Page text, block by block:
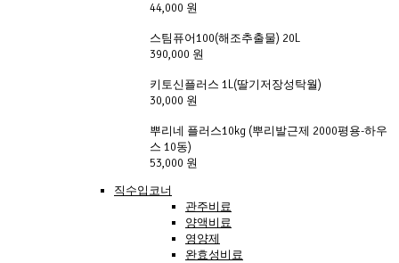
44,000 원
스팀퓨어100(해조추출물) 20L
390,000 원
키토신플러스 1L(딸기저장성탁월)
30,000 원
뿌리네 플러스10kg (뿌리발근제 2000평용-하우
스 10동)
53,000 원
직수입코너
관주비료
양액비료
영양제
완효성비료